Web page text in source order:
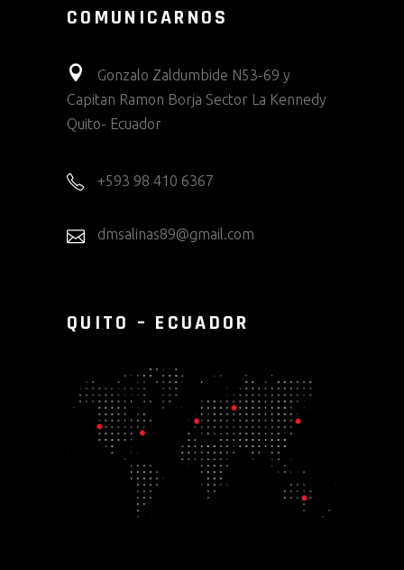
COMUNICARNOS
Gonzalo Zaldumbide N53-69 y
Capitan Ramon Borja Sector La Kennedy
Quito- Ecuador
+593 98 410 6367
dmsalinas89@gmail.com
QUITO – ECUADOR